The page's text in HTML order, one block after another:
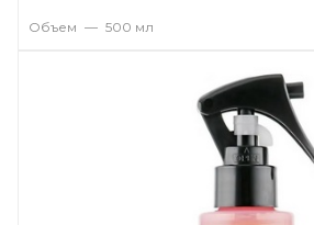
Объем — 500 мл